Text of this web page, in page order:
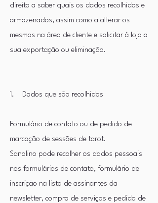
direito a saber quais os dados recolhidos e
armazenados, assim como a alterar os
mesmos na área de cliente e solicitar à loja a
sua exportação ou eliminação.
1. Dados que são recolhidos
Formulário de contato ou de pedido de
marcação de sessões de tarot.
Sanalino pode recolher os dados pessoais
nos formulários de contato, formulário de
inscrição na lista de assinantes da
newsletter, compra de serviços e pedido de